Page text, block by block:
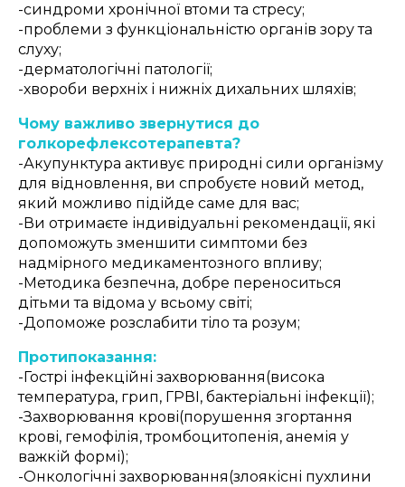
-синдроми хронічної втоми та стресу;
-проблеми з функціональністю органів зору та
слуху;
-дерматологічні патології;
-хвороби верхніх і нижніх дихальних шляхів;
Чому важливо звернутися до
голкорефлексотерапевта?
-Акупунктура активує природні сили організму
для відновлення, ви спробуєте новий метод,
який можливо підійде саме для вас;
-Ви отримаєте індивідуальні рекомендації, які
допоможуть зменшити симптоми без
надмірного медикаментозного впливу;
-Методика безпечна, добре переноситься
дітьми та відома у всьому світі;
-Допоможе розслабити тіло та розум;
Протипоказання:
-Гострі інфекційні захворювання(висока
температура, грип, ГРВІ, бактеріальні інфекції);
-Захворювання крові(порушення згортання
крові, гемофілія, тромбоцитопенія, анемія у
важкій формі);
-Онкологічні захворювання(злоякісні пухлини